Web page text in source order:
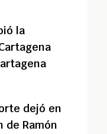
la
dejó en
de Ramón